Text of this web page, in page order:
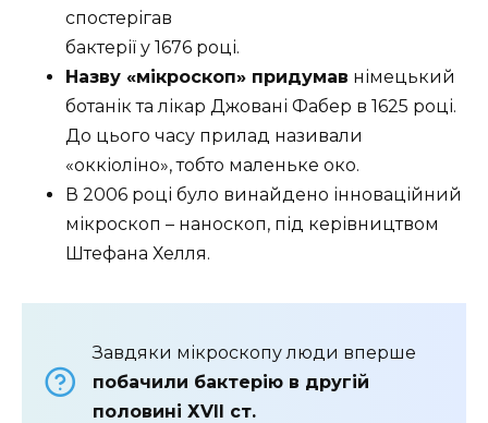
спостерігав
бактерії у 1676 році.
Назву «мікроскоп» придумав німецький
ботанік та лікар Джовані Фабер в 1625 році.
До цього часу прилад називали
«оккіоліно», тобто маленьке око.
В 2006 році було винайдено інноваційний
мікроскоп – наноскоп, під керівництвом
Штефана Хелля.
Завдяки мікроскопу люди вперше
побачили бактерію в другій
половині ХVII ст.